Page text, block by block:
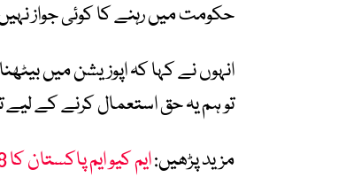
حکومت میں رہنے کا کوئی جواز
انہوں نے کہا کہ اپوزیشن میں
تو ہم یہ حق استعمال کرنے کے لیے
مزید پڑھیں: